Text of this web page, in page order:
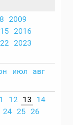
2009
2016
2023
июл
авг
12 13
14
24 25 26